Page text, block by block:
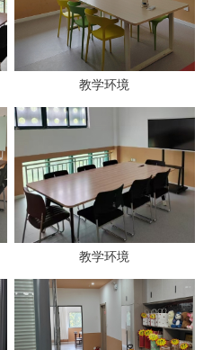
教学环境
教学环境